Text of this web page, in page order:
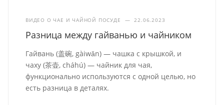
ВИДЕО О ЧАЕ И ЧАЙНОЙ ПОСУДЕ — 22.06.2023
Разница между гайванью и чайником
Гайвань (盖碗, gàiwǎn) — чашка с крышкой, и
чаху (茶壶, cháhú) — чайник для чая,
функционально используются с одной целью, но
есть разница в деталях.